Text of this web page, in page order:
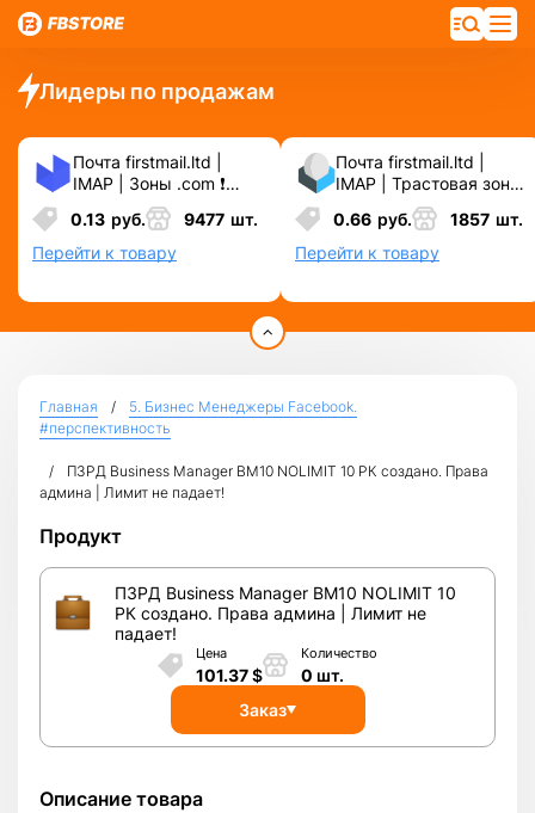
Лидеры по продажам
Почта firstmail.ltd |
IMAP | Зоны .com ❗️
Новые, Чистые,
Вечные ❗️ Для
различных сервисов и
соц.сетей.
0.13 руб. 9477 шт.
Перейти к товару
Почта firstmail.ltd |
IMAP | Трастовая зона
.COM ❗️ Новые, Чистые
❗️ С реальными
логинами | ☑️
Специально для ФБ/
0.66 руб. 1857 шт.
Перейти к товару
Главная
5. Бизнес Менеджеры Facebook.
#перспективность
ПЗРД Business Manager BM10 NOLIMIT 10 РК созданo. Права
админа | Лимит не падает!
Продукт
ПЗРД Business Manager BM10 NOLIMIT 10
РК созданo. Права админа | Лимит не
падает!
Цена
101.37$
Количество
0 шт.
Заказ
Описание товара